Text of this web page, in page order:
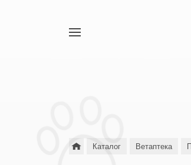
Каталог Ветаптека